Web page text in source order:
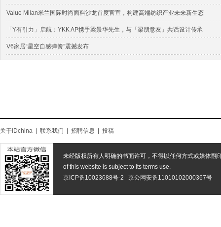
Value Milan米兰国际时尚面料沙龙首度官宣，构建高端纺织产业未来新生态
「Y有引力」启航：YKK AP携手梁景华先生，与「梁朋意友」共话设计传承
V6家居“星空自感弹簧”震撼发布
关于IDchina 联系我们 招聘信息 投稿
未经版权所有人明确的书面许可，不得以任何方式或媒体翻
of this website is subject to its terms use.
京ICP备10023688号-2
京公网安备11010102000367号